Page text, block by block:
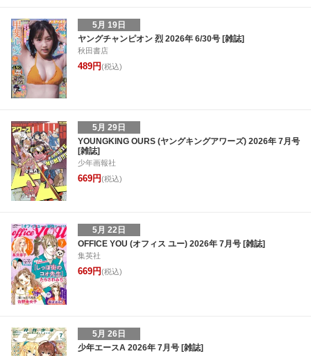
5月 19日
ヤングチャンピオン 烈 2026年 6/30号 [雑誌]
秋田書店
489円(税込)
5月 29日
YOUNGKING OURS (ヤングキングアワーズ) 2026年 7月号
[雑誌]
少年画報社
669円(税込)
5月 22日
OFFICE YOU (オフィス ユー) 2026年 7月号 [雑誌]
集英社
669円(税込)
5月 26日
少年エースA 2026年 7月号 [雑誌]